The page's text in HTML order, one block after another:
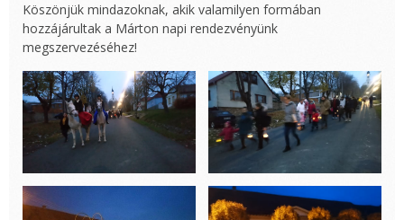
Köszönjük mindazoknak, akik valamilyen formában
hozzájárultak a Márton napi rendezvényünk
megszervezéséhez!